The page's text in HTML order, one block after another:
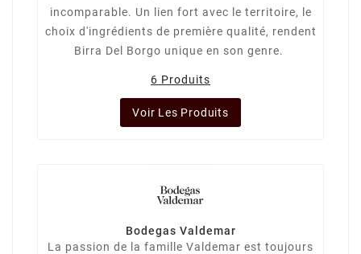
incomparable. Un lien fort avec le territoire, le
choix d'ingrédients de première qualité, rendent
Birra Del Borgo unique en son genre.
6 Produits
Voir Les Produits
Bodegas Valdemar
La passion de la famille Valdemar est toujours